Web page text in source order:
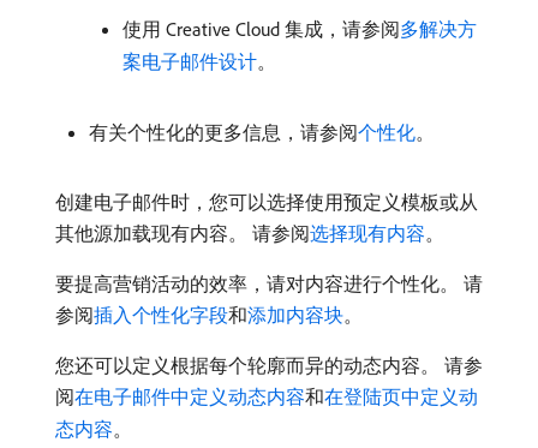
使用 Creative Cloud 集成，请参阅多解决方
案电子邮件设计。
有关个性化的更多信息，请参阅个性化。
创建电子邮件时，您可以选择使用预定义模板或从
其他源加载现有内容。 请参阅选择现有内容。
要提高营销活动的效率，请对内容进行个性化。 请
参阅插入个性化字段和添加内容块。
您还可以定义根据每个轮廓而异的动态内容。 请参
阅在电子邮件中定义动态内容和在登陆页中定义动
态内容。